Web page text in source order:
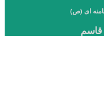
ای (ص)
قاسم